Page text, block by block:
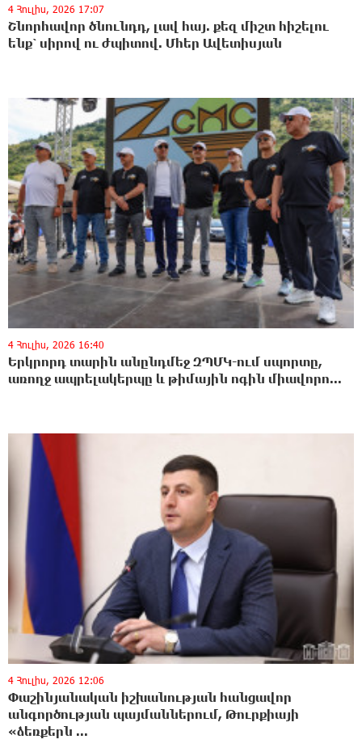
4 Հուլիս, 2026 17:07
Շնորհավոր ծնունդդ, լավ հայ. քեզ միշտ հիշելու
ենք՝ սիրով ու ժպիտով. Մհեր Ավետիսյան
4 Հուլիս, 2026 16:40
Երկրորդ տարին անընդմեջ ԶՊՄԿ-ում սպորտը,
առողջ ապրելակերպը և թիմային ոգին միավորո...
4 Հուլիս, 2026 12:06
Փաշինյանական իշխանության հանցավոր
անգործության պայմաններում, Թուրքիայի
«ձեռքերն ...